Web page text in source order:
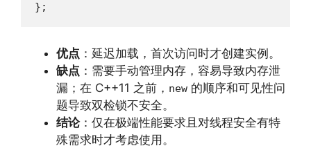
};
优点 ：延迟加载，首次访问时才创建实例。
缺点 ：需要手动管理内存，容易导致内存泄
漏；在 C++11 之前， new 的顺序和可见性问
题导致双检锁不安全。
结论：仅在极端性能要求且对线程安全有特
殊需求时才考虑使用。